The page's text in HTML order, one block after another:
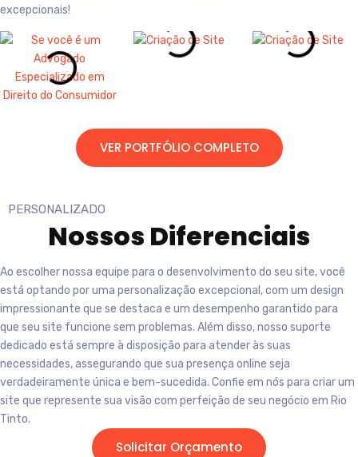
excepcionais!
VER PORTFÓLIO COMPLETO
PERSONALIZADO
Nossos Diferenciais
Ao escolher nossa equipe para o desenvolvimento do seu site, você
está optando por uma personalização excepcional, com um design
impressionante que se destaca e um desempenho garantido para
que seu site funcione sem problemas. Além disso, nosso suporte
dedicado está sempre à disposição para atender às suas
necessidades, assegurando que sua presença online seja
verdadeiramente única e bem-sucedida. Confie em nós para criar um
site que represente sua visão com perfeição de seu negócio em Rio
Tinto.
Solicitar Orçamento